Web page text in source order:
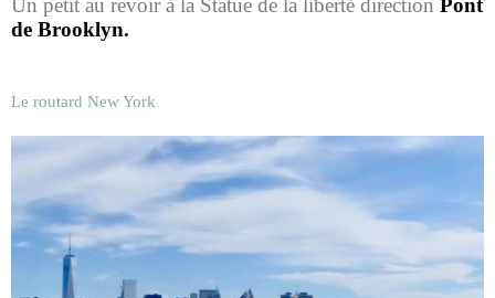
Un petit au revoir à la Statue de la liberté direction Pont
de Brooklyn.
Le routard New York